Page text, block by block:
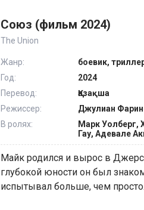
Союз (фильм 2024)
The Union
Жанр:
боевик,
Год:
2024
Перевод:
Қазақша
Режиссер:
Джулиан
В ролях:
Марк Уолберг,
Гау, Адевале
Майк родился и вырос в
глубокой юности он был
испытывал больше, чем